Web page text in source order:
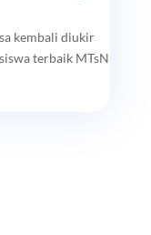
kembali diukir
terbaik MTsN